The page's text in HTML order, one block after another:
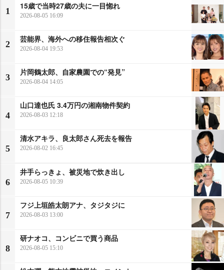
1
15歳で当時27歳の夫に一目惚れ
2026-08-05 16:09
2
芸能界、海外への移住報告相次ぐ
2026-08-04 19:53
3
片岡鶴太郎、自家農園での“発見”
2026-08-04 14:05
4
山口達也氏 3.4万円の湘南物件契約
2026-08-03 12:18
5
清水アキラ、良太郎さん死去を報告
2026-08-02 16:45
6
井手らっきょ、被災地で炊き出し
2026-08-05 10:39
7
フジ上垣皓太朗アナ、タジタジに
2026-08-03 13:00
8
研ナオコ、コンビニで買う商品
2026-08-05 15:10